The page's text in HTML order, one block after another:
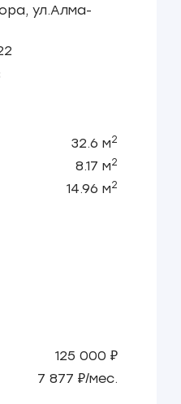
ул.Алма-
32.6 м2
8.17 м2
14.96 м2
125 000 ₽
7 877 ₽/мес.